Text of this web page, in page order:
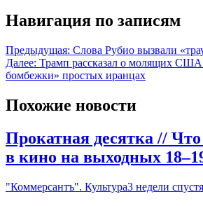
Навигация по записям
Предыдущая: Слова Рубио вызвали
Далее: Трамп рассказал о молящих США
бомбежки» простых иранцах
Похожие новости
Прокатная десятка //
в кино на выходных
"Коммерсантъ". Культура3 недели спустя